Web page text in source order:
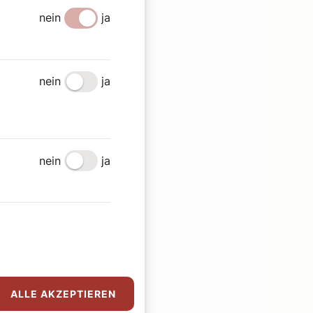
nein
ja
nein ja
nein
ja
ALLE AKZEPTIEREN